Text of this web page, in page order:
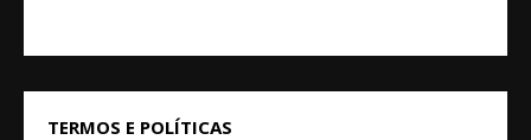
TERMOS E POLÍTICAS